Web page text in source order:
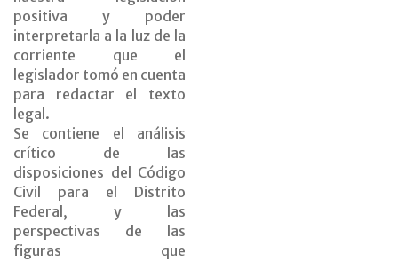
positiva y poder
interpretarla a la luz de la
corriente que el
legislador tomó en cuenta
para redactar el texto
legal.
Se contiene el análisis
crítico de las
disposiciones del Código
Civil para el Distrito
Federal, y las
perspectivas de las
figuras que